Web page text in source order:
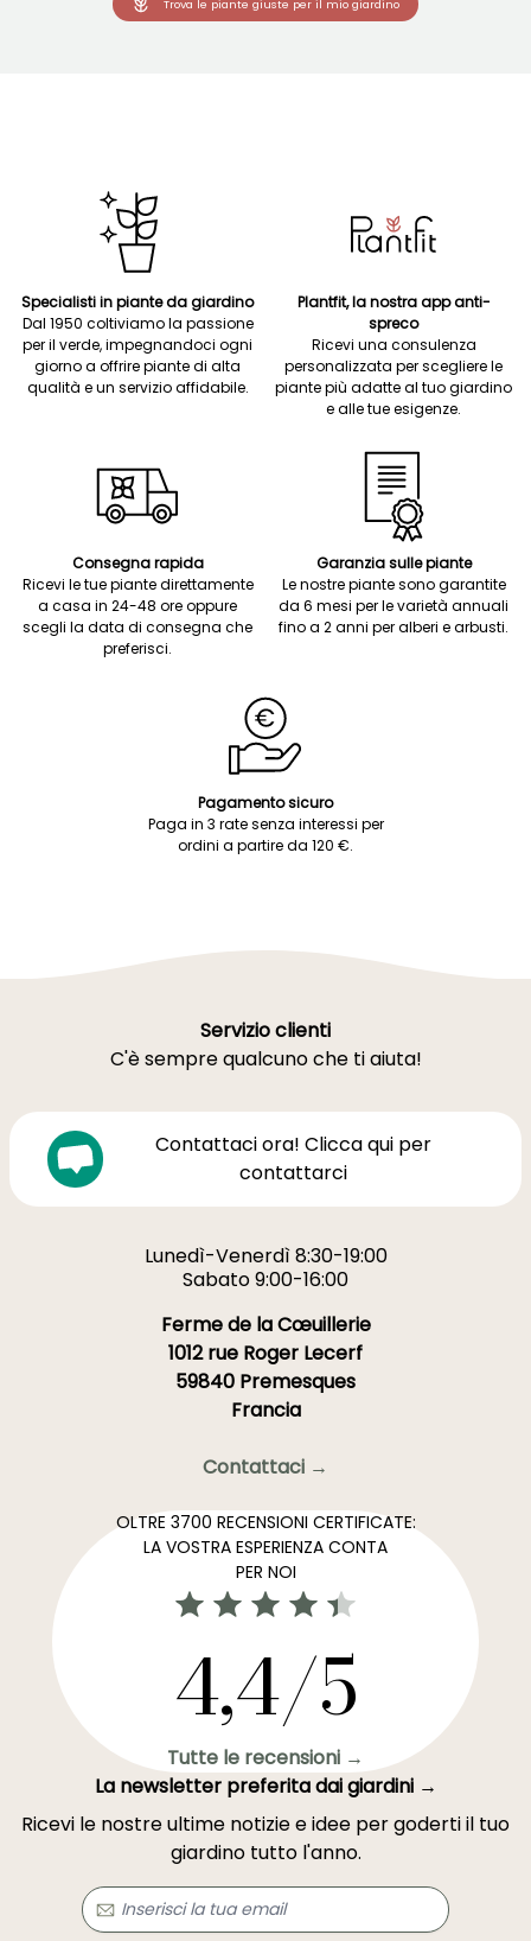
Trova le piante giuste per il mio giardino
Specialisti in piante da giardino
Dal 1950 coltiviamo la passione
per il verde, impegnandoci ogni
giorno a offrire piante di alta
qualità e un servizio affidabile.
Plantfit, la nostra app anti-
spreco
Ricevi una consulenza
personalizzata per scegliere le
piante più adatte al tuo giardino
e alle tue esigenze.
Consegna rapida
Ricevi le tue piante direttamente
a casa in 24-48 ore oppure
scegli la data di consegna che
preferisci.
Garanzia sulle piante
Le nostre piante sono garantite
da 6 mesi per le varietà annuali
fino a 2 anni per alberi e arbusti.
Pagamento sicuro
Paga in 3 rate senza interessi per
ordini a partire da 120 €.
Servizio clienti
C'è sempre qualcuno che ti aiuta!
Contattaci ora! Clicca qui per
contattarci
Lunedì-Venerdì 8:30-19:00
Sabato 9:00-16:00
Ferme de la Cœuillerie
1012 rue Roger Lecerf
59840 Premesques
Francia
Contattaci →
OLTRE 3700 RECENSIONI CERTIFICATE:
LA VOSTRA ESPERIENZA CONTA
PER NOI
4,4/5
Tutte le recensioni →
La newsletter preferita dai giardini →
Ricevi le nostre ultime notizie e idee per goderti il tuo
giardino tutto l'anno.